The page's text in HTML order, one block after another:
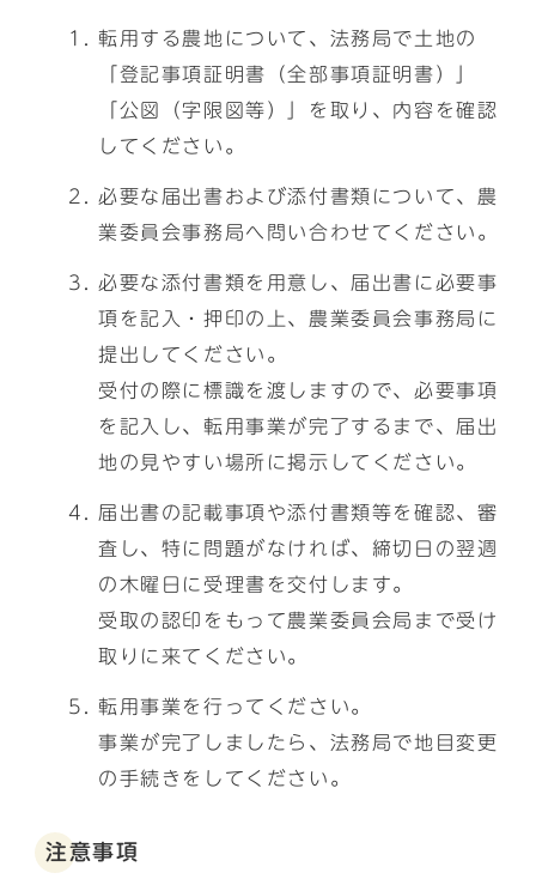
転用する農地について、法務局で土地の
「登記事項証明書（全部事項証明書）」
「公図（字限図等）」を取り、内容を確認
してください。
必要な届出書および添付書類について、農
業委員会事務局へ問い合わせてください。
必要な添付書類を用意し、届出書に必要事
項を記入・押印の上、農業委員会事務局に
提出してください。
受付の際に標識を渡しますので、必要事項
を記入し、転用事業が完了するまで、届出
地の見やすい場所に掲示してください。
届出書の記載事項や添付書類等を確認、審
査し、特に問題がなければ、締切日の翌週
の木曜日に受理書を交付します。
受取の認印をもって農業委員会局まで受け
取りに来てください。
転用事業を行ってください。
事業が完了しましたら、法務局で地目変更
の手続きをしてください。
注意事項